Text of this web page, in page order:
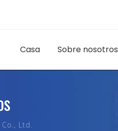
Casa Sobre nosotros
Ltd.